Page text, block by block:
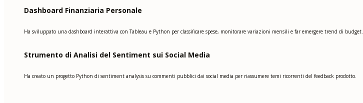
Dashboard Finanziaria Personale
Ha sviluppato una dashboard interattiva con Tableau e Python per classificare spese, monitorare variazioni mensili e far emergere trend di budget.
Strumento di Analisi del Sentiment sui Social Media
Ha creato un progetto Python di sentiment analysis su commenti pubblici dai social media per riassumere temi ricorrenti del feedback prodotto.